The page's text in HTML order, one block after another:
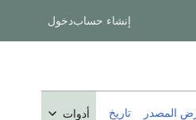
إنشاء حسابدخول
المصدر تاريخ أدوات